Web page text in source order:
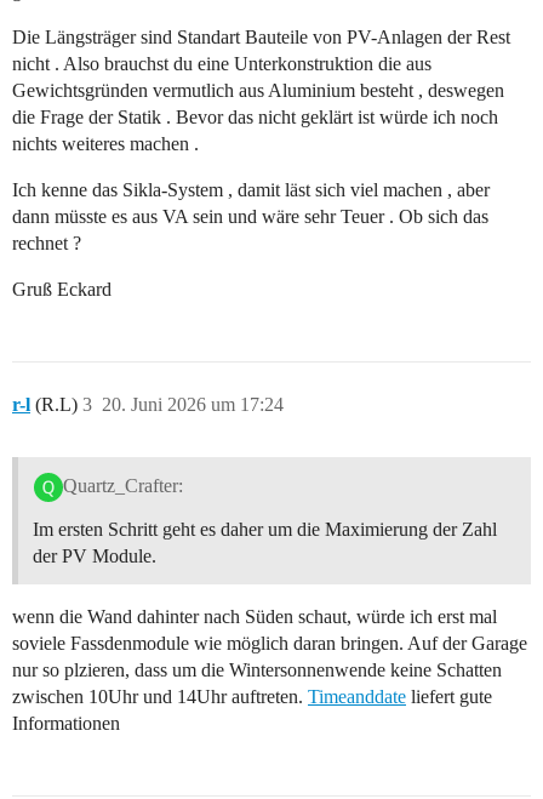
Die Längsträger sind Standart Bauteile von PV-Anlagen der Rest
nicht . Also brauchst du eine Unterkonstruktion die aus
Gewichtsgründen vermutlich aus Aluminium besteht , deswegen
die Frage der Statik . Bevor das nicht geklärt ist würde ich noch
nichts weiteres machen .
Ich kenne das Sikla-System , damit läst sich viel machen , aber
dann müsste es aus VA sein und wäre sehr Teuer . Ob sich das
rechnet ?
Gruß Eckard
r-l (R.L) 20. Juni 2026 um 17:24
3
Quartz_Crafter:
Im ersten Schritt geht es daher um die Maximierung der Zahl
der PV Module.
wenn die Wand dahinter nach Süden schaut, würde ich erst mal
soviele Fassdenmodule wie möglich daran bringen. Auf der Garage
nur so plzieren, dass um die Wintersonnenwende keine Schatten
zwischen 10Uhr und 14Uhr auftreten. Timeanddate liefert gute
Informationen